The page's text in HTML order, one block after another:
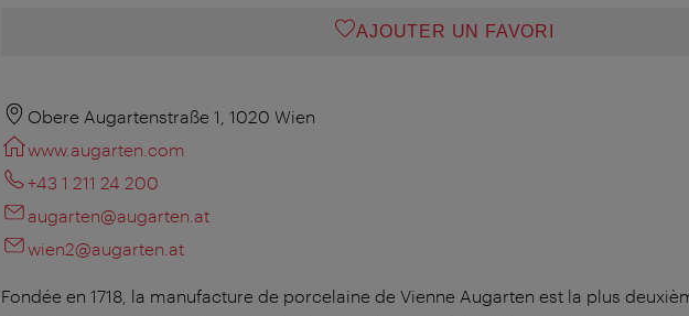
AJOUTER UN FAVORI
Obere Augartenstraße 1, 1020 Wien
www.augarten.com
+43 1 211 24 200
augarten@augarten.at
wien2@augarten.at
Fondée en 1718, la manufacture de porcelaine de Vienne Augarten est la plus